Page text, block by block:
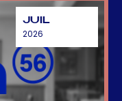
JUIL
2026